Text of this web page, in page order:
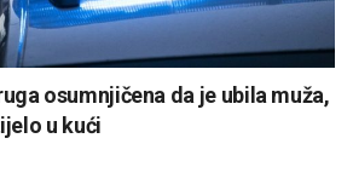
osumnjičena da je ubila muža,
u kući